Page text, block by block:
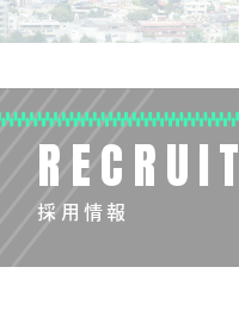
RECRUIT
採用情報